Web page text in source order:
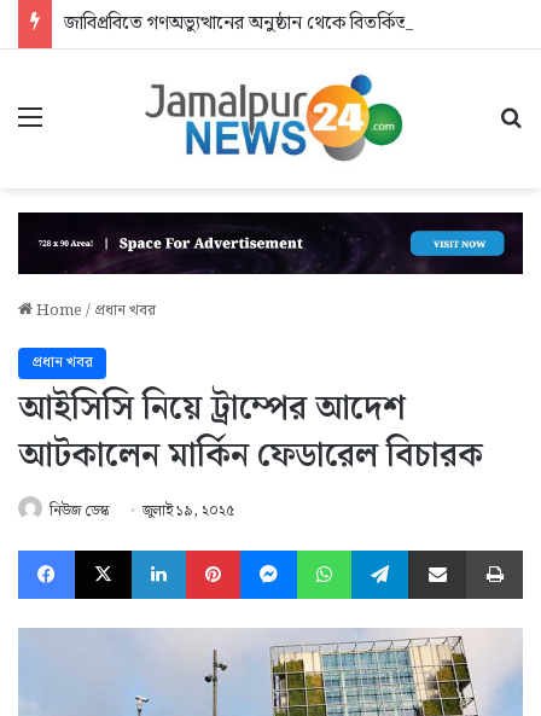
Menu
Home/প্রধান খবর
প্রধান খবর
আইসিসি নিয়ে ট্রাম্পের আদেশ
আটকালেন মার্কিন ফেডারেল বিচারক
নিউজ ডেস্ক জুলাই ১৯, ২০২৫
Facebook
X LinkedInPinterestMessengerWhatsAppTelegramShare via Email